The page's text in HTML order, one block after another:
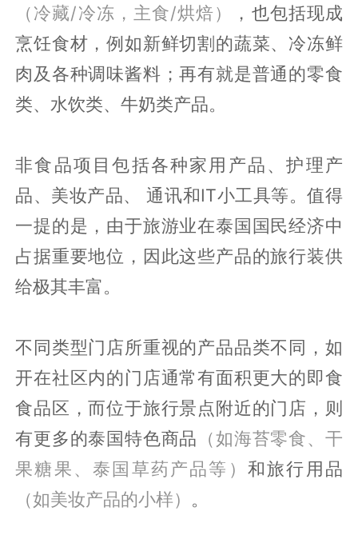
（冷藏/冷冻，主食/烘焙）
，也包括现成
烹饪食材，例如新鲜切割的蔬菜、冷冻鲜
肉及各种调味酱料；再有就是普通的零食
类、水饮类、牛奶类产品。
非食品项目包括各种家用产品、护理产
品、美妆产品、 通讯和IT小工具等。值得
一提的是，由于旅游业在泰国国民经济中
占据重要地位，因此这些产品的旅行装供
给极其丰富。
不同类型门店所重视的产品品类不同，如
开在社区内的门店通常有面积更大的即食
食品区，而位于旅行景点附近的门店，则
有更多的泰国特色商品 （如海苔零食、干
果糖果、泰国草药产品等） 和旅行用品
（如美妆产品的小样） 。